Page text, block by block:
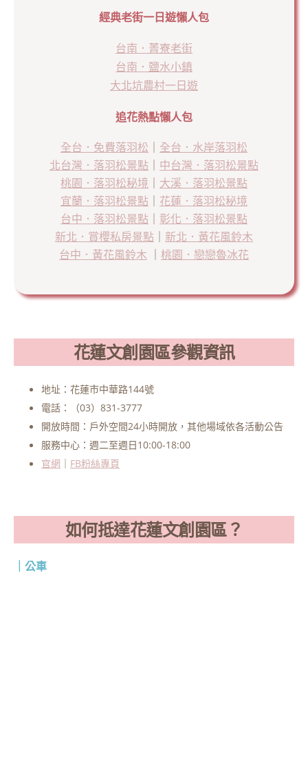
經典老街一日遊懶人包
台南．菁寮老街
台南．鹽水小鎮
大北坑農村一日遊
追花熱點懶人包
全台．免費落羽松
全台．水岸落羽松
北台灣．落羽松景點
中台灣．落羽松景點
桃園．落羽松秘境
大溪．落羽松景點
宜蘭．落羽松景點
花蓮．落羽松秘境
台中．落羽松景點
彰化．落羽松景點
新北．賞櫻私房景點
新北．黃花風鈴木
台中．黃花風鈴木
桃園．戀戀魯冰花
花蓮文創園區參觀資訊
地址：花蓮市中華路144號
電話：（03）831-3777
開放時間：戶外空間24小時開放，其他場域依各活動公告
服務中心：週二至週日10:00-18:00
官網 ｜ FB粉絲專頁
如何抵達花蓮文創園區？
｜公車